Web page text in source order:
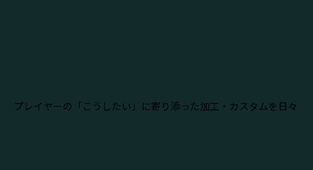
プレイヤーの「こうしたい」に寄り添った加工・カスタムを日々